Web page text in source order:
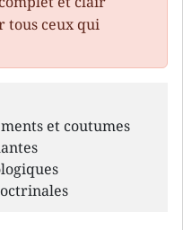
tous ceux qui
et coutumes